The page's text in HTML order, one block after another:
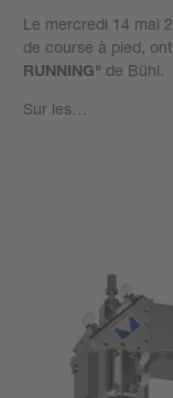
Le mercredi 14 mai
de course à pied,
RUNNING" de Bühl.
Sur les…